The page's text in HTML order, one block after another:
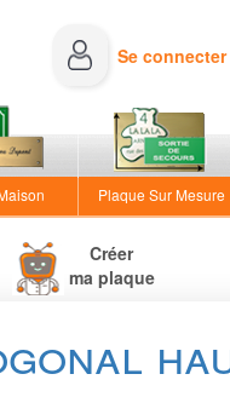
Se connecter
Plaque Sur Mesure
Créer
ma plaque